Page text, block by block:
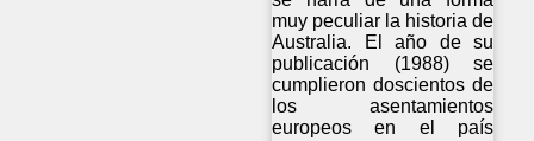
muy peculiar la historia de
Australia. El año de su
publicación (1988) se
cumplieron doscientos de
los asentamientos
europeos en el país